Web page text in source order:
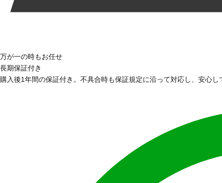
万が一の時もお任せ
長期保証付き
購入後1年間の保証付き。不具合時も保証規定に沿って対応し、安心